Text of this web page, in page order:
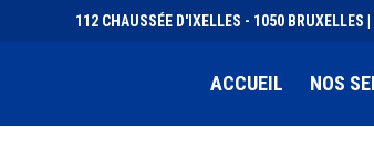
112 CHAUSSÉE D'IXELLES - 1050
ACCUEIL NOS